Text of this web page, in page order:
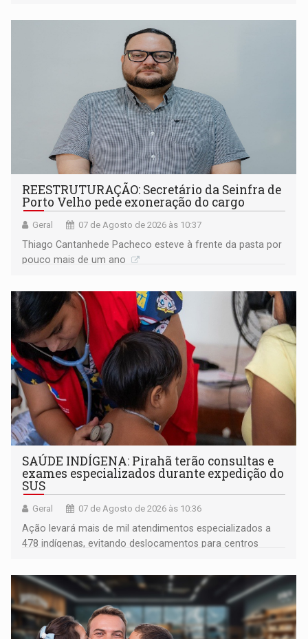
REESTRUTURAÇÃO: Secretário da Seinfra de
Porto Velho pede exoneração do cargo
Geral 07 de Agosto de 2026 às 10:37
Thiago Cantanhede Pacheco esteve à frente da pasta por
pouco mais de um ano
SAÚDE INDÍGENA: Pirahã terão consultas e
exames especializados durante expedição do
SUS
Geral 07 de Agosto de 2026 às 10:36
Ação levará mais de mil atendimentos especializados a
478 indígenas, evitando deslocamentos para centros